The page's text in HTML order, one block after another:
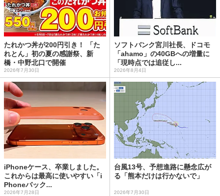
たれかつ丼が200円引き！ 「た
れとん」初の夏の感謝祭、新
橋・中野北口で開催
2026年7月30日
ソフトバンク宮川社長、ドコモ
「ahamo」の40GBへの増量に
「現時点では追従し...
2026年8月4日
iPhoneケース、卒業しました。
これからは最高に使いやすい「i
Phoneバック...
2026年7月28日
台風13号、予想進路に懸念広が
る「熊本だけは行かないで」
2026年7月30日